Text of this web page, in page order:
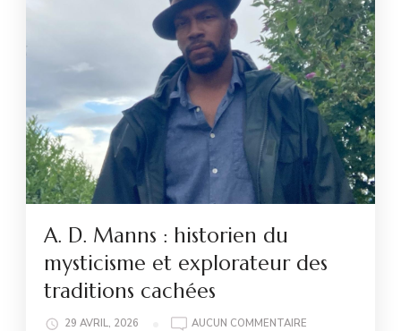
A. D. Manns : historien du
mysticisme et explorateur des
traditions cachées
29 AVRIL, 2026 AUCUN COMMENTAIRE